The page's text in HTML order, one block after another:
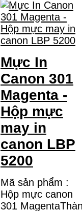
Mực In
Canon 301
Magenta -
Hộp mực
may in
canon LBP
5200
Mã sản phẩm :
Hộp mực canon
301